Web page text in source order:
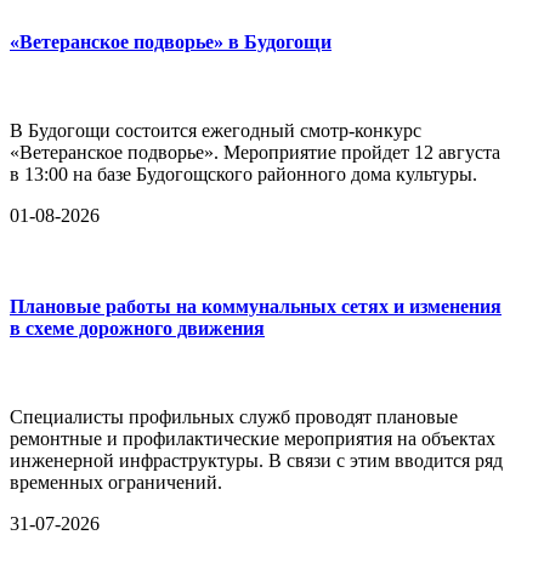
«Ветеранское подворье» в Будогощи
В Будогощи состоится ежегодный смотр-конкурс
«Ветеранское подворье». Мероприятие пройдет 12 августа
в 13:00 на базе Будогощского районного дома культуры.
01-08-2026
Плановые работы на коммунальных сетях и изменения
в схеме дорожного движения
Специалисты профильных служб проводят плановые
ремонтные и профилактические мероприятия на объектах
инженерной инфраструктуры. В связи с этим вводится ряд
временных ограничений.
31-07-2026